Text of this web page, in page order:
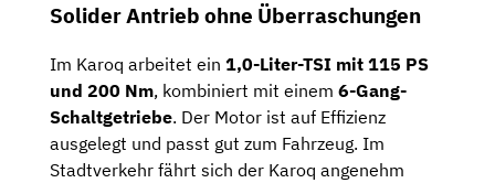
Solider Antrieb ohne Überraschungen
Im Karoq arbeitet ein 1,0-Liter-TSI mit 115 PS
und 200 Nm, kombiniert mit einem 6-Gang-
Schaltgetriebe. Der Motor ist auf Effizienz
ausgelegt und passt gut zum Fahrzeug. Im
Stadtverkehr fährt sich der Karoq angenehm